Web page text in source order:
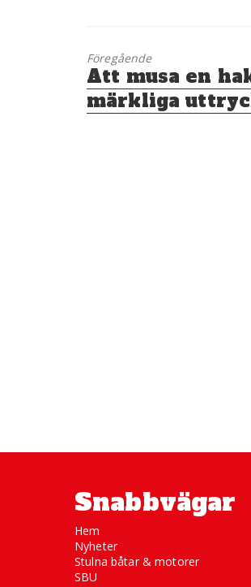
Föregående
Föregående
inlägg:
Att musa en
märkliga
Snabbvägar
Hem
Nyheter
Stulna båtar & motorer
SBU